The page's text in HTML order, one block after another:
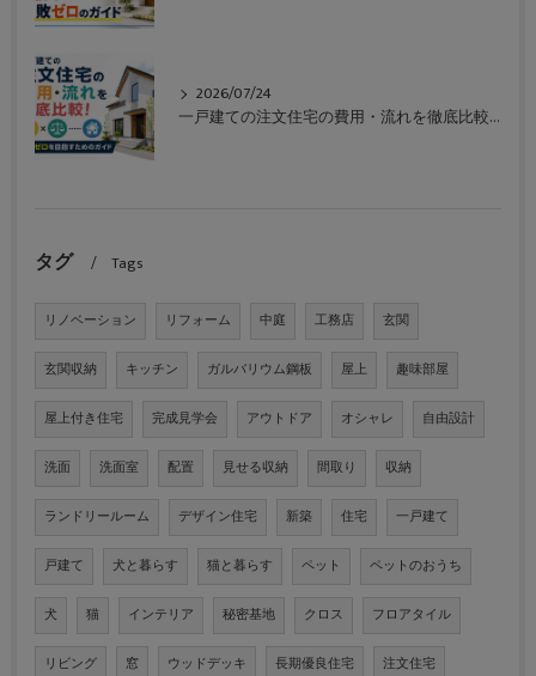
2026/07/24
一戸建ての注文住宅の費用・流れを徹底比較！失敗ゼロを目指すためのガイド
タグ Tags
リノベーション リフォーム 中庭 工務店 玄関
玄関収納 キッチン ガルバリウム鋼板 屋上 趣味部屋
屋上付き住宅 完成見学会 アウトドア オシャレ 自由設計
洗面 洗面室 配置 見せる収納 間取り 収納
ランドリールーム デザイン住宅 新築 住宅 一戸建て
戸建て 犬と暮らす 猫と暮らす ペット ペットのおうち
犬 猫 インテリア 秘密基地 クロス フロアタイル
リビング 窓 ウッドデッキ 長期優良住宅 注文住宅